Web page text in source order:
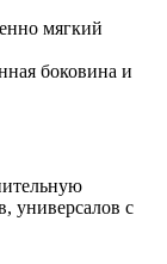
мягкий
боковина и
универсалов с